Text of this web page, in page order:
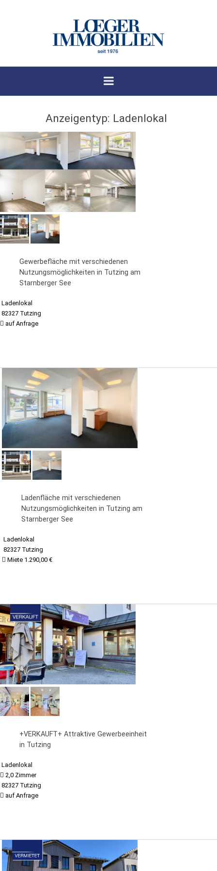
Anzeigentyp: Ladenlokal
Gewerbefläche mit verschiedenen
Nutzungsmöglichkeiten in Tutzing am
Starnberger See
Ladenlokal
82327 Tutzing
auf Anfrage
Ladenfläche mit verschiedenen
Nutzungsmöglichkeiten in Tutzing am
Starnberger See
Ladenlokal
82327 Tutzing
Miete 1.290,00 €
+VERKAUFT+ Attraktive Gewerbeeinheit
in Tutzing
Ladenlokal
2,0 Zimmer
82327 Tutzing
auf Anfrage